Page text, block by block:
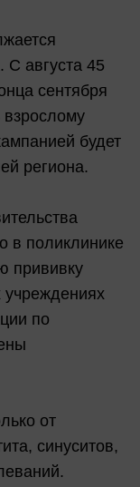
С августа 45
сентября
взрослому
будет
региона.
в поликлинике
прививку
учреждениях
по
от
синуситов,